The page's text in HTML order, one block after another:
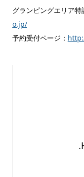
グランピングエリア特
o.jp/
予約受付ページ：